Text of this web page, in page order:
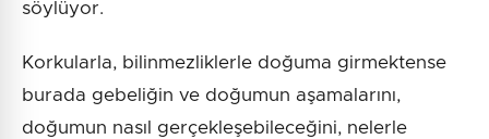
söylüyor.
Korkularla, bilinmezliklerle doğuma girmektense
burada gebeliğin ve doğumun aşamalarını,
doğumun nasıl gerçekleşebileceğini, nelerle